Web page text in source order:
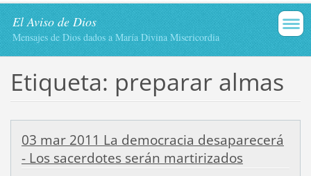
El Aviso de Dios
Mensajes de Dios dados a María Divina Misericordia
Etiqueta: preparar almas
03 mar 2011 La democracia desaparecerá
- Los sacerdotes serán martirizados